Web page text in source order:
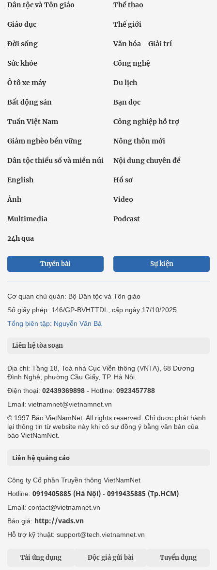
Chính trị
Thời sự Kinh doanh
Dân tộc và Tôn giáo Thể thao
Giáo dục Thế giới
Đời sống Văn hóa - Giải trí
Sức khỏe Công nghệ
Ô tô xe máy Du lịch
Bất động sản Bạn đọc
Tuần Việt Nam
Giảm nghèo bền vững Nông thôn mới
Dân tộc thiểu số và miền núi Nội dung chuyên đề
English Hồ sơ
Ảnh
Multimedia
Cơ quan chủ quản: Bộ Dân tộc và Tôn giáo
Số giấy phép: 146/GP-BVHTTDL, cấp ngày 17/10/2025
Địa chỉ: Tầng 18, Toà nhà Cục Viễn thông (VNTA), 68 Dương
Đình Nghệ, phường Cầu Giấy, TP. Hà Nội.
Điện thoại:02439369898- Hotline:
Email: vietnamnet@vietnamnet.vn
© 1997 Báo VietNamNet. All rights reserved. Chỉ được phát hành
báo VietNamNet.